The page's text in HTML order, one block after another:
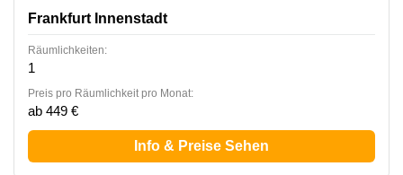
Frankfurt Innenstadt
Räumlichkeiten:
1
Preis pro Räumlichkeit pro Monat:
ab 449 €
Info & Preise Sehen